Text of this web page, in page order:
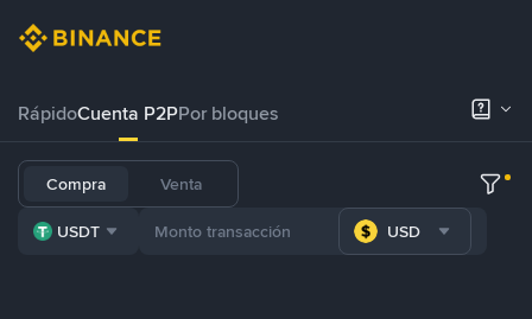
RápidoCuenta P2PPor bloques
Compra Venta
USDT USD